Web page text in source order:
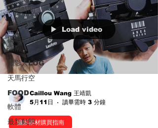
開箱時間
攝影經驗
攝影器材購買
指南
攝影人LOG
天馬行空
FOOD
軟體
最新動態
Load video
Caillou Wang 王靖凱
5月11日
讀畢需時 3 分鐘
攝影器材購買指南